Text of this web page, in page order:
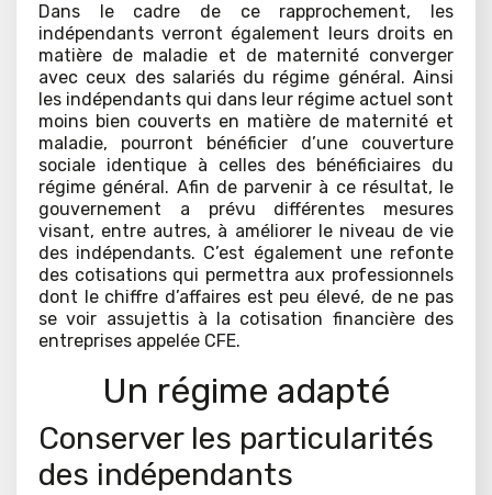
Dans le cadre de ce rapprochement, les
indépendants verront également leurs droits en
matière de maladie et de maternité converger
avec ceux des salariés du régime général. Ainsi
les indépendants qui dans leur régime actuel sont
moins bien couverts en matière de maternité et
maladie, pourront bénéficier d’une couverture
sociale identique à celles des bénéficiaires du
régime général. Afin de parvenir à ce résultat, le
gouvernement a prévu différentes mesures
visant, entre autres, à améliorer le niveau de vie
des indépendants. C’est également une refonte
des cotisations qui permettra aux professionnels
dont le chiffre d’affaires est peu élevé, de ne pas
se voir assujettis à la cotisation financière des
entreprises appelée CFE.
Un régime adapté
Conserver les particularités
des indépendants